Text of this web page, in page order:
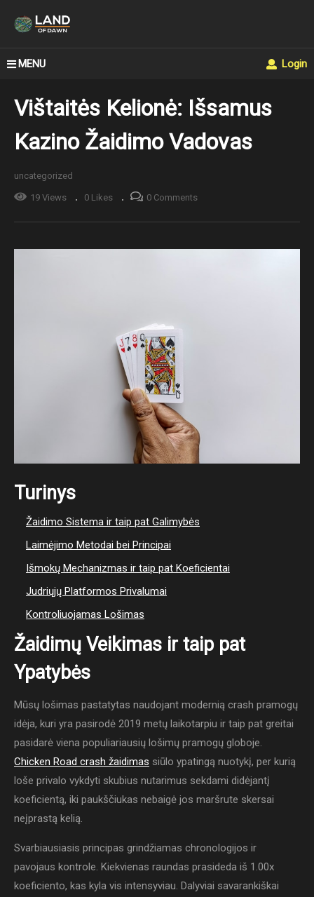
MENU Login
Vištaitės Kelionė: Išsamus
Kazino Žaidimo Vadovas
uncategorized
19 Views 0 Likes 0 Comments
Turinys
Žaidimo Sistema ir taip pat Galimybės
Laimėjimo Metodai bei Principai
Išmokų Mechanizmas ir taip pat Koeficientai
Judriųjų Platformos Privalumai
Kontroliuojamas Lošimas
Žaidimų Veikimas ir taip pat
Ypatybės
Mūsų lošimas pastatytas naudojant modernią crash pramogų
idėja, kuri yra pasirodė 2019 metų laikotarpiu ir taip pat greitai
pasidarė viena populiariausių lošimų pramogų globoje.
Chicken Road crash žaidimas siūlo ypatingą nuotykį, per kurią
loše privalo vykdyti skubius nutarimus sekdami didėjantį
koeficientą, iki paukščiukas nebaigė jos maršrute skersai
neįprastą kelią.
Svarbiausiasis principas grindžiamas chronologijos ir
pavojaus kontrole. Kiekvienas raundas prasideda iš 1.00x
koeficiento, kas kyla vis intensyviau. Dalyviai savarankiškai